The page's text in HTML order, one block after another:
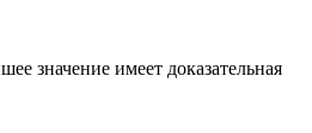
значение имеет доказательная